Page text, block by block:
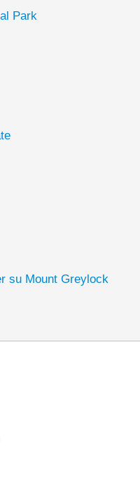
Park
su Mount Greylock